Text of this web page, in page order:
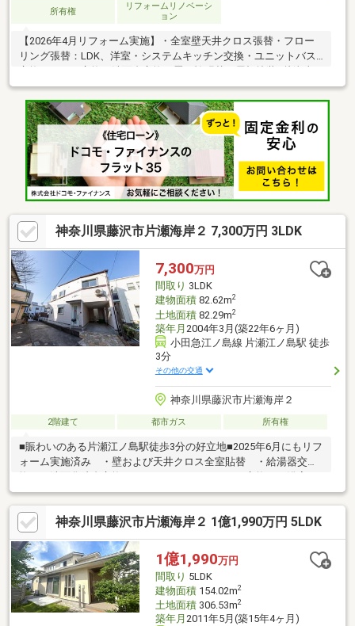
所有権
リフォームリノベーシ
ョン
【2026年4月リフォーム実施】・全室壁天井クロス張替・フロー
リング張替：LDK、洋室・システムキッチン交換・ユニットバス
浜海水浴場まで約1560m（徒歩20分）■南東道路のため陽当り良
好■吹き抜けがある明るいリビング■カースペース2台駐車可能
（車種による制限有）■小上がりの和室■食洗器、浄水器付のシス
テムキッチン－担当者－・常盤 達也・携帯：080-2088-0820・メ
ール：tatsuya-tokiwa@ma.livable.jp
神奈川県藤沢市片瀬海岸２ 7,300万円 3LDK
7,300万円
間取り 3LDK
建物面積82.62m2
土地面積82.29m2
築年月 2004年3月(築22年6ヶ月)
小田急江ノ島線 片瀬江ノ島駅 徒歩
3分
その他の交通
神奈川県藤沢市片瀬海岸２
2階建て 都市ガス 所有権
■賑わいのある片瀬江ノ島駅徒歩3分の好立地■2025年6月にもリフ
ォーム実施済み ・壁および天井クロス全室貼替 ・給湯器交
ャワー水栓交換 ・キッチン水栓交換■商業地域に存するため、
高い容積率（240％）です■前面道路と対象不動産は高低差のない
接道です■周辺環境やまか江の島店・・・約950mセブン-イレブン
小田急片瀬江ノ島店・・・約210mハックドラッグ江の島店・・・
約900m片瀬東浜海水浴場・・・約600m
神奈川県藤沢市片瀬海岸２ 1億1,990万円 5LDK
1億1,990万円
間取り 5LDK
建物面積154.02m2
土地面積306.53m2
築年月 2011年5月(築15年4ヶ月)